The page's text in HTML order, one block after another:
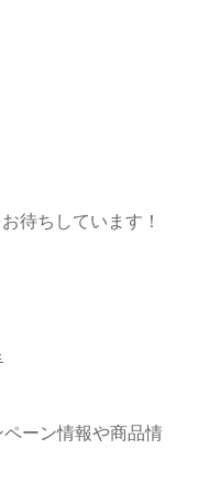
待ちしています！
ーン情報や商品情